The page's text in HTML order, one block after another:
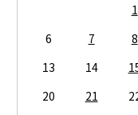
1
6
7 8
13
14
20
21